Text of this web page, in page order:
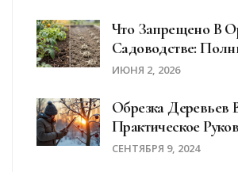
Что Запрещено В
Садоводстве:
Химикатов И
ИЮНЯ 2, 2026
Обрезка Деревьев
Практическое
СЕНТЯБРЯ 9, 2024